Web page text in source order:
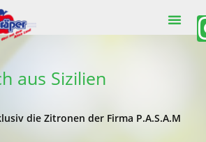
aus Sizilien
die Zitronen der Firma P.A.S.A.M